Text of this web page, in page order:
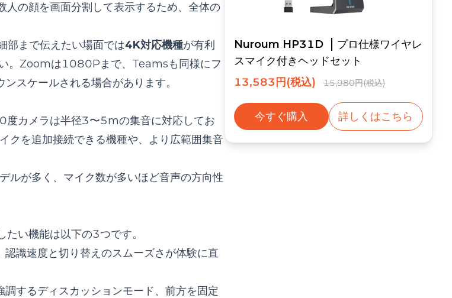
の顔を画面分割して表示するため、全体の
部まで伝えたい場面では4K対応機種が有利
。Zoomは1080Pまで、Teamsも同様にフ
スケールされる場合があります。
度カメラは半径3〜5mの集音に対応してお
クを追加接続できる機種や、より広範囲集音
ルが多く、マイク数が多いほど音声の方向性
い機能は以下の3つです。
識速度と切り替えのスムーズさが体験に直
するディスカッションモード、前方を固定
Nuroum HP31D
プロ仕様ワイヤレ
スマイク付きヘッドセット
13,583円(税込)
15,980円(税込)
今すぐ購入 詳しくはこちら